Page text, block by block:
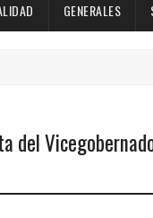
GENERALES
del